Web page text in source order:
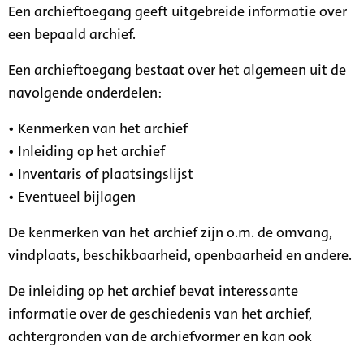
Een archieftoegang geeft uitgebreide informatie over
een bepaald archief.
Een archieftoegang bestaat over het algemeen uit de
navolgende onderdelen:
• Kenmerken van het archief
• Inleiding op het archief
• Inventaris of plaatsingslijst
• Eventueel bijlagen
De kenmerken van het archief zijn o.m. de omvang,
vindplaats, beschikbaarheid, openbaarheid en andere.
De inleiding op het archief bevat interessante
informatie over de geschiedenis van het archief,
achtergronden van de archiefvormer en kan ook